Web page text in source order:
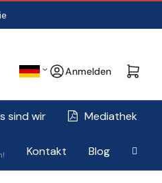
S
r
c
h
Anmelden
Anmelden Mini-Warenkorb öffnen
sind wir Mediathek
Kontakt Blog